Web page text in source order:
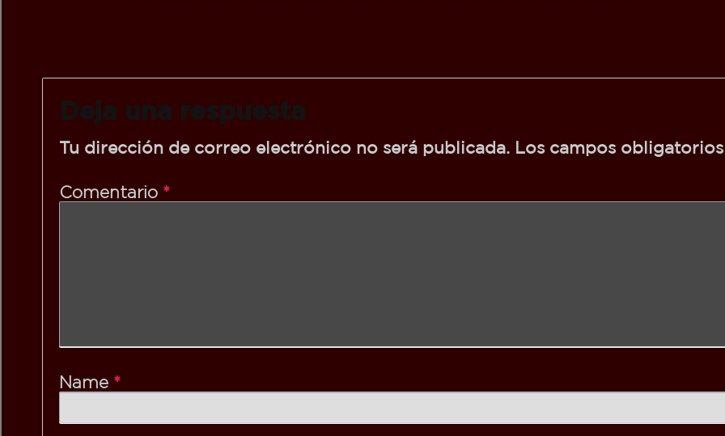
Deja una respuesta
Tu dirección de correo electrónico no será publicada. Los campos
Comentario *
Name *